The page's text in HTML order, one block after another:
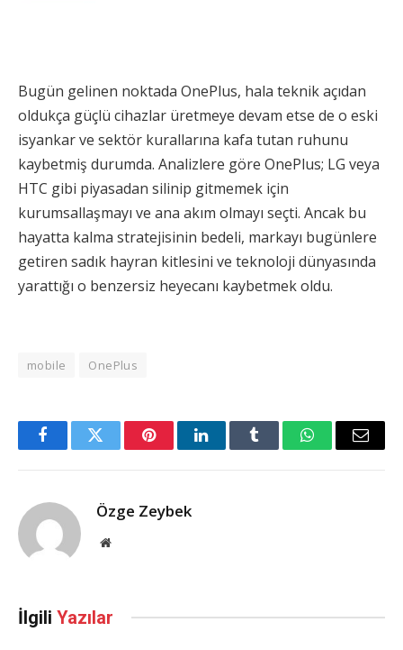
Bugün gelinen noktada OnePlus, hala teknik açıdan
oldukça güçlü cihazlar üretmeye devam etse de o eski
isyankar ve sektör kurallarına kafa tutan ruhunu
kaybetmiş durumda. Analizlere göre OnePlus; LG veya
HTC gibi piyasadan silinip gitmemek için
kurumsallaşmayı ve ana akım olmayı seçti. Ancak bu
hayatta kalma stratejisinin bedeli, markayı bugünlere
getiren sadık hayran kitlesini ve teknoloji dünyasında
yarattığı o benzersiz heyecanı kaybetmek oldu.
mobile OnePlus
FacebookTwitter PinterestLinkedInTumblr WhatsAppEmail
Özge Zeybek
Web
İlgili Yazılar